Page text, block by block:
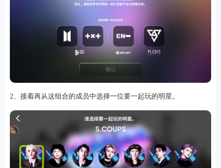
软件
2、接着再从这组合的成员中选择一位要一起玩的明星。